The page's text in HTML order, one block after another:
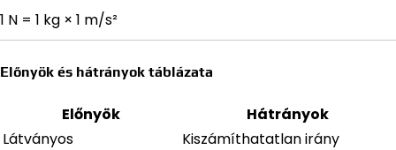
1 N = 1 kg × 1 m/s²
Előnyök és hátrányok táblázata
Előnyök
Hátrányok
Látványos
Kiszámíthatatlan irány